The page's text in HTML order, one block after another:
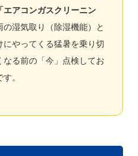
「エアコンガスクリーニン
湿気取り（除湿機能）と
やってくる猛暑を乗り切
る前の「今」点検してお
。